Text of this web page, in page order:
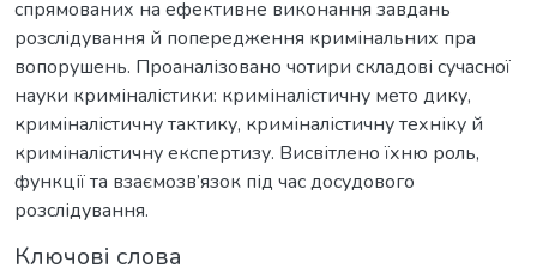
спрямованих на ефективне виконання завдань
розслідування й попередження кримінальних пра
вопорушень. Проаналізовано чотири складові сучасної
науки криміналістики: криміналістичну мето дику,
криміналістичну тактику, криміналістичну техніку й
криміналістичну експертизу. Висвітлено їхню роль,
функції та взаємозв’язок під час досудового
розслідування.
Ключові слова